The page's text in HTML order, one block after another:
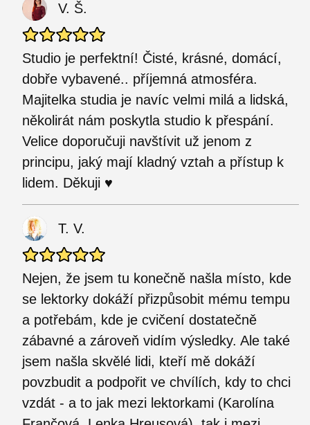
V. Š.
Studio je perfektní! Čisté, krásné, domácí,
dobře vybavené.. příjemná atmosféra.
Majitelka studia je navíc velmi milá a lidská,
několirát nám poskytla studio k přespání.
Velice doporučuji navštívit už jenom z
principu, jaký mají kladný vztah a přístup k
lidem. Děkuji ♥
T. V.
Nejen, že jsem tu konečně našla místo, kde
se lektorky dokáží přizpůsobit mému tempu
a potřebám, kde je cvičení dostatečně
zábavné a zároveň vidím výsledky. Ale také
jsem našla skvělé lidi, kteří mě dokáží
povzbudit a podpořit ve chvílích, kdy to chci
vzdát - a to jak mezi lektorkami (Karolína